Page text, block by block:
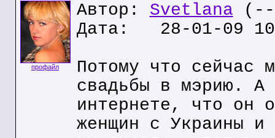
профайл
Автор: Svetlana
Дата: 28-01-09
Потому что сейчас
свадьбы в мэрию. А
интернете, что он
женщин с Украины и